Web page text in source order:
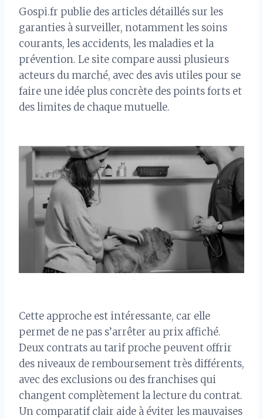
Gospi.fr publie des articles détaillés sur les
garanties à surveiller, notamment les soins
courants, les accidents, les maladies et la
prévention. Le site compare aussi plusieurs
acteurs du marché, avec des avis utiles pour se
faire une idée plus concrète des points forts et
des limites de chaque mutuelle.
Cette approche est intéressante, car elle
permet de ne pas s’arrêter au prix affiché.
Deux contrats au tarif proche peuvent offrir
des niveaux de remboursement très différents,
avec des exclusions ou des franchises qui
changent complètement la lecture du contrat.
Un comparatif clair aide à éviter les mauvaises